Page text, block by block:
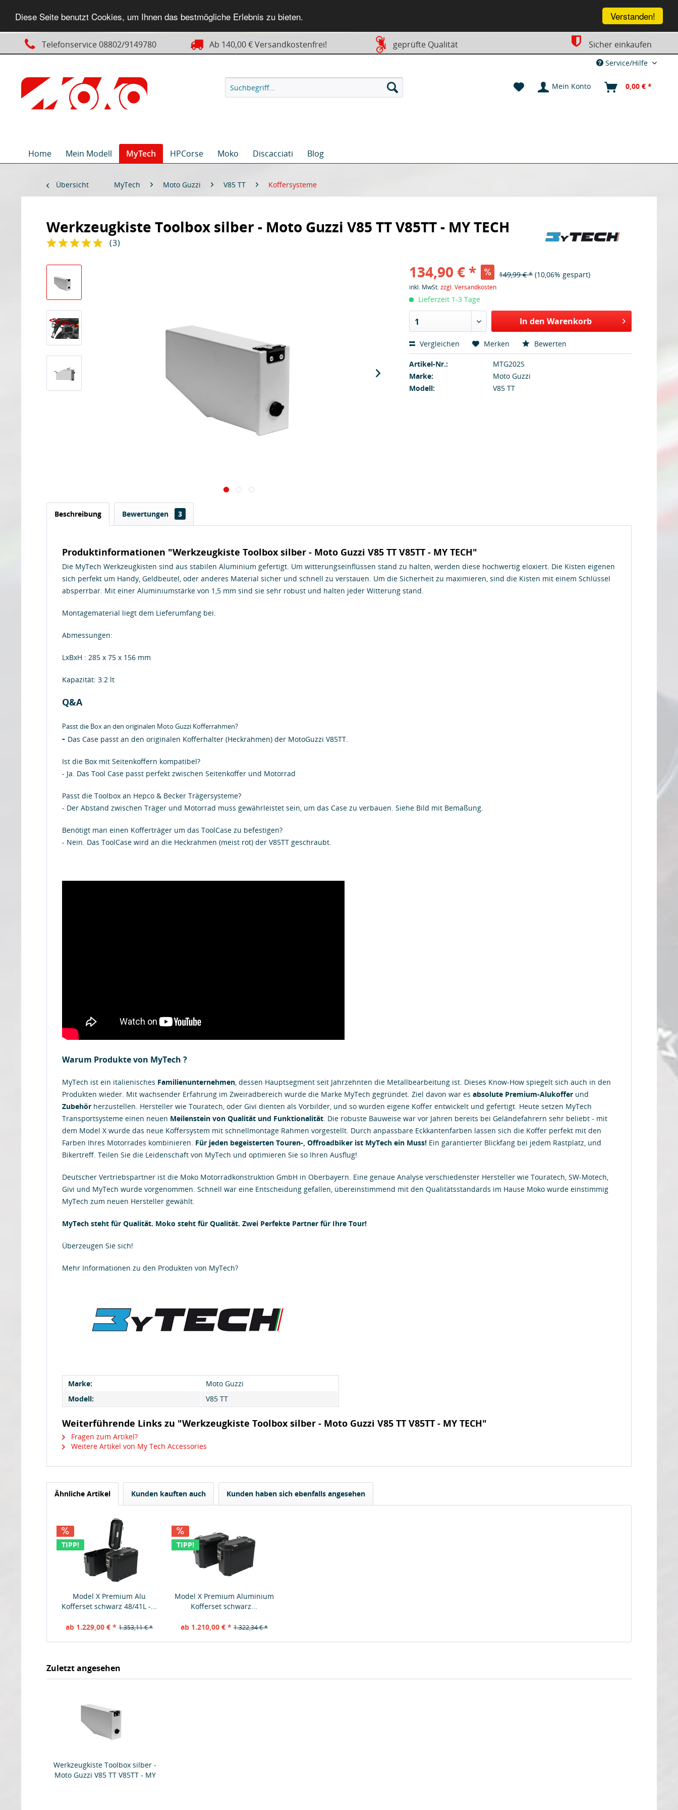
Verstanden!
Diese Seite benutzt Cookies, um Ihnen das bestmögliche Erlebnis zu bieten.
Telefonservice 08802/9149780 Ab 140,00 € Versandkostenfrei! geprüfte Qualität Sicher einkaufen
Service/Hilfe
Mein Konto 0,00 € *
Home Mein Modell MyTech HPCorse Moko Discacciati Blog
Übersicht MyTech Moto Guzzi V85 TT Koffersysteme
Werkzeugkiste Toolbox silber - Moto Guzzi V85 TT V85TT - MY TECH
(3)
134,90 € * 149,99 € * (10,06% gespart)
inkl. MwSt.zzgl. Versandkosten
Lieferzeit 1-3 Tage
1 In den Warenkorb
Vergleichen Merken Bewerten
Artikel-Nr.:
MTG202S
Marke:
Moto Guzzi
Modell:
V85 TT
Beschreibung Bewertungen 3
Produktinformationen "Werkzeugkiste Toolbox silber - Moto Guzzi V85 TT V85TT - MY TECH"
Die MyTech Werkzeugkisten sind aus stabilen Aluminium gefertigt. Um witterungseinflüssen stand zu halten, werden diese hochwertig eloxiert. Die Kisten eigenen
sich perfekt um Handy, Geldbeutel, oder anderes Material sicher und schnell zu verstauen. Um die Sicherheit zu maximieren, sind die Kisten mit einem Schlüssel
absperrbar. Mit einer Aluminiumstärke von 1,5 mm sind sie sehr robust und halten jeder Witterung stand.
Montagematerial liegt dem Lieferumfang bei.
Abmessungen:
LxBxH : 285 x 75 x 156 mm
Kapazität: 3.2 lt
Q&A
Passt die Box an den originalen Moto Guzzi Kofferrahmen?
- Das Case passt an den originalen Kofferhalter (Heckrahmen) der MotoGuzzi V85TT.
Ist die Box mit Seitenkoffern kompatibel?
- Ja. Das Tool Case passt perfekt zwischen Seitenkoffer und Motorrad
Passt die Toolbox an Hepco & Becker Trägersysteme?
- Der Abstand zwischen Träger und Motorrad muss gewährleistet sein, um das Case zu verbauen. Siehe Bild mit Bemaßung.
Benötigt man einen Kofferträger um das ToolCase zu befestigen?
- Nein. Das ToolCase wird an die Heckrahmen (meist rot) der V85TT geschraubt.
Warum Produkte von MyTech ?
MyTech ist ein italienisches Familienunternehmen, dessen Hauptsegment seit Jahrzehnten die Metallbearbeitung ist. Dieses Know-How spiegelt sich auch in den
Produkten wieder. Mit wachsender Erfahrung im Zweiradbereich wurde die Marke MyTech gegründet. Ziel davon war es absolute Premium-Alukoffer und
Zubehör herzustellen. Hersteller wie Touratech, oder Givi dienten als Vorbilder, und so wurden eigene Koffer entwickelt und gefertigt. Heute setzen MyTech
Transportsysteme einen neuen Meilenstein von Qualität und Funktionalität. Die robuste Bauweise war vor Jahren bereits bei Geländefahrern sehr beliebt - mit
dem Model X wurde das neue Koffersystem mit schnellmontage Rahmen vorgestellt. Durch anpassbare Eckkantenfarben lassen sich die Koffer perfekt mit den
Farben Ihres Motorrades kombinieren. Für jeden begeisterten Touren-, Offroadbiker ist MyTech ein Muss! Ein garantierter Blickfang bei jedem Rastplatz, und
Bikertreff. Teilen Sie die Leidenschaft von MyTech und optimieren Sie so Ihren Ausflug!
Deutscher Vertriebspartner ist die Moko Motorradkonstruktion GmbH in Oberbayern. Eine genaue Analyse verschiedenster Hersteller wie Touratech, SW-Motech,
Givi und MyTech wurde vorgenommen. Schnell war eine Entscheidung gefallen, übereinstimmend mit den Qualitätsstandards im Hause Moko wurde einstimmig
MyTech zum neuen Hersteller gewählt.
MyTech steht für Qualität. Moko steht für Qualität. Zwei Perfekte Partner für Ihre Tour!
Überzeugen Sie sich!
Mehr Informationen zu den Produkten von MyTech?
Marke:
Moto Guzzi
Modell:
V85 TT
Weiterführende Links zu "Werkzeugkiste Toolbox silber - Moto Guzzi V85 TT V85TT - MY TECH"
Fragen zum Artikel?
Weitere Artikel von My Tech Accessories
Ähnliche Artikel Kunden kauften auch Kunden haben sich ebenfalls angesehen
TIPP!
Model X Premium Alu
Kofferset schwarz 48/41L -...
ab 1.229,00 € * 1.353,11 € *
TIPP!
Model X Premium Aluminium
Kofferset schwarz...
ab 1.210,00 € * 1.322,34 € *
Zuletzt angesehen
Werkzeugkiste Toolbox silber -
Moto Guzzi V85 TT V85TT - MY